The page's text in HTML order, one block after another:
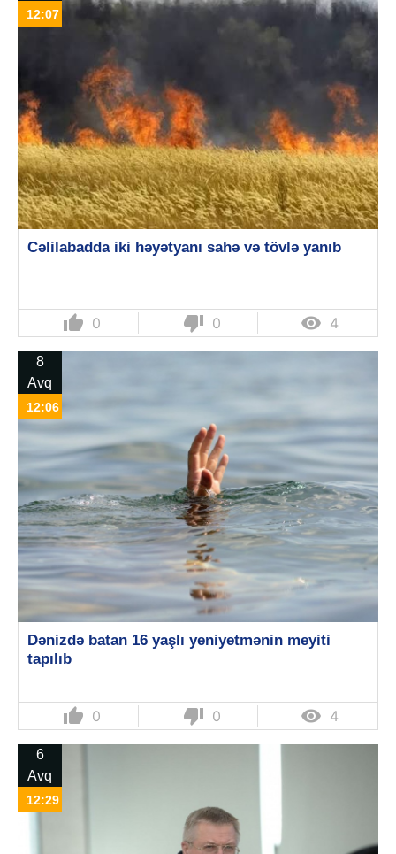
12:07
Cəlilabadda iki həyətyanı sahə və tövlə yanıb
thumb_up 0 thumb_down 0  4
8
Avq
12:06
Dənizdə batan 16 yaşlı yeniyetmənin meyiti
tapılıb
thumb_up 0 thumb_down 0  4
6
Avq
12:29